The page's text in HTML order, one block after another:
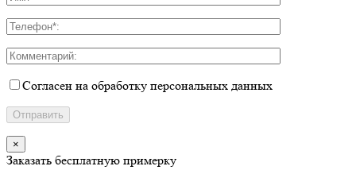
Согласен на обработку персональных данных
×
Заказать бесплатную примерку